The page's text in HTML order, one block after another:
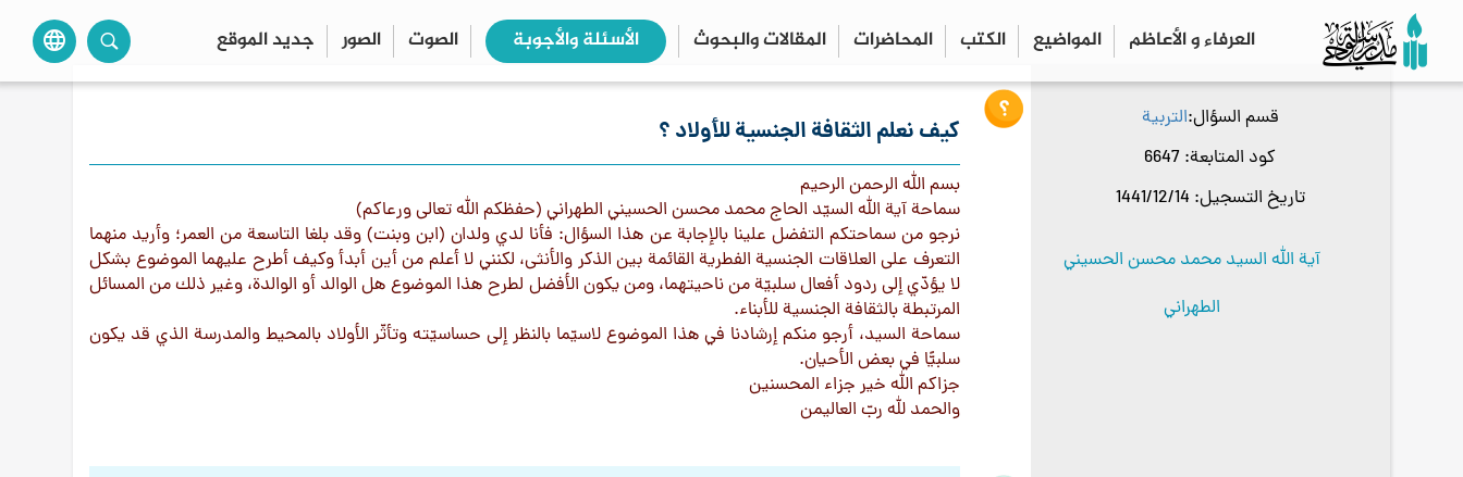
العرفاء و الأعاظم المواضیع الكتب المحاضرات المقالات والبحوث الأسئلة والأجوبة الصوت الصور جديد الموقع language search
close
قسم السؤال التربية
كود المتابعة
تاريخ التسجيل
آية الله السيد محمد محسن الحسيني
الطهراني
كيف نعلم الثقافة الجنسية للأولاد ؟
بسم الله الرحمن الرحيم
سماحة آية الله السيّد الحاج محمد محسن الحسيني الطهراني (حفظكم الله تعالى ورعاكم)
نرجو من سماحتكم التفضل علينا بالإجابة عن هذا السؤال: فأنا لدي ولدان (ابن وبنت) وقد بلغا التاسعة من العمر؛ وأريد منهما
التعرف على العلاقات الجنسية الفطرية القائمة بين الذكر والأنثى، لكنني لا أعلم من أين أبدأ وكيف أطرح عليهما الموضوع بشكل
لا يؤدّي إلى ردود أفعال سلبيّة من ناحيتهما، ومن يكون الأفضل لطرح هذا الموضوع هل الوالد أو الوالدة، وغير ذلك من المسائل
المرتبطة بالثقافة الجنسية للأبناء.
سماحة السيد، أرجو منكم إرشادنا في هذا الموضوع لاسيّما بالنظر إلى حساسيّته وتأثّر الأولاد بالمحيط والمدرسة الذي قد يكون
سلبيًّا في بعض الأحيان.
جزاكم الله خير جزاء المحسنين
والحمد لله ربّ العاليمن